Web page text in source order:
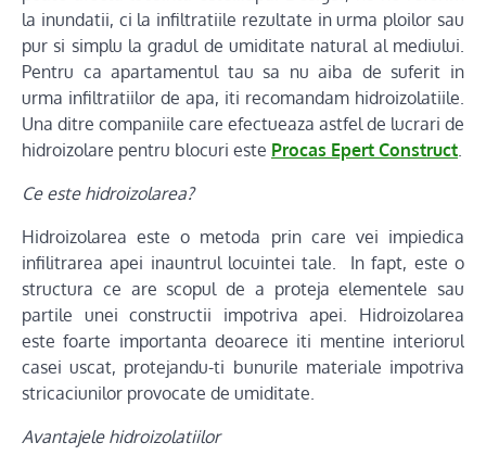
la inundatii, ci la infiltratiile rezultate in urma ploilor sau
pur si simplu la gradul de umiditate natural al mediului.
Pentru ca apartamentul tau sa nu aiba de suferit in
urma infiltratiilor de apa, iti recomandam hidroizolatiile.
Una ditre companiile care efectueaza astfel de lucrari de
hidroizolare pentru blocuri este Procas Epert Construct.
Ce este hidroizolarea?
Hidroizolarea este o metoda prin care vei impiedica
infilitrarea apei inauntrul locuintei tale. In fapt, este o
structura ce are scopul de a proteja elementele sau
partile unei constructii impotriva apei. Hidroizolarea
este foarte importanta deoarece iti mentine interiorul
casei uscat, protejandu-ti bunurile materiale impotriva
stricaciunilor provocate de umiditate.
Avantajele hidroizolatiilor